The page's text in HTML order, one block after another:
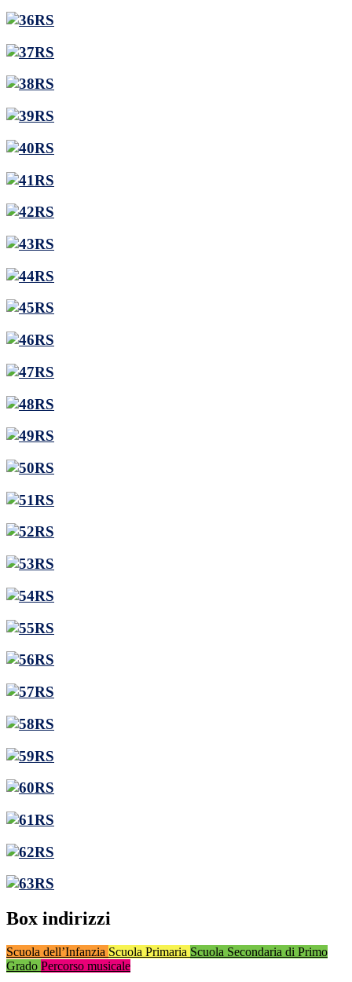
Box indirizzi
Scuola dell’Infanzia Scuola Primaria Scuola Secondaria di Primo
Grado Percorso musicale